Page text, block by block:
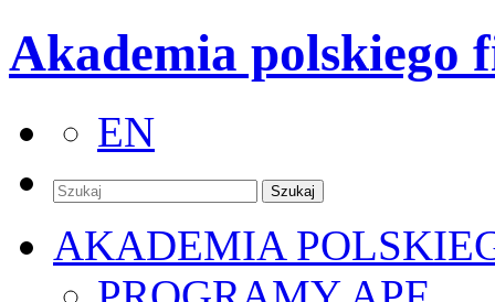
Akademia polskiego
EN
AKADEMIA